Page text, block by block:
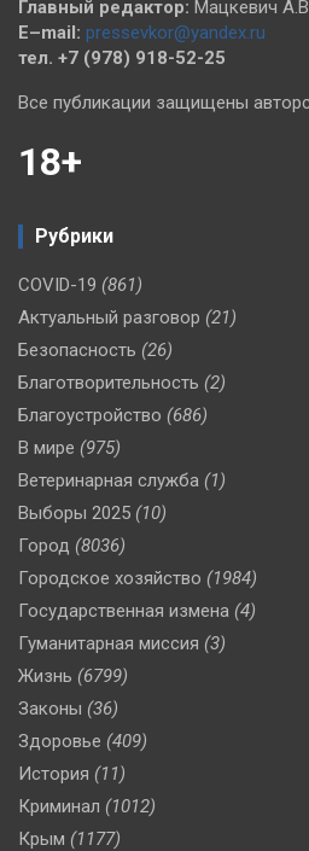
Главный редактор: Мацкевич
E–mail: pressevkor@yandex.ru
тел. +7 (978) 918-52-25
Все публикации защищены
18+
Рубрики
COVID-19 (861)
Актуальный разговор (21)
Безопасность (26)
Благотворительность (2)
Благоустройство (686)
В мире (975)
Ветеринарная служба (1)
Выборы 2025 (10)
Город (8036)
Городское хозяйство (1984)
Государственная измена (4)
Гуманитарная миссия (3)
Жизнь (6799)
Законы (36)
Здоровье (409)
История (11)
Криминал (1012)
Крым (1177)